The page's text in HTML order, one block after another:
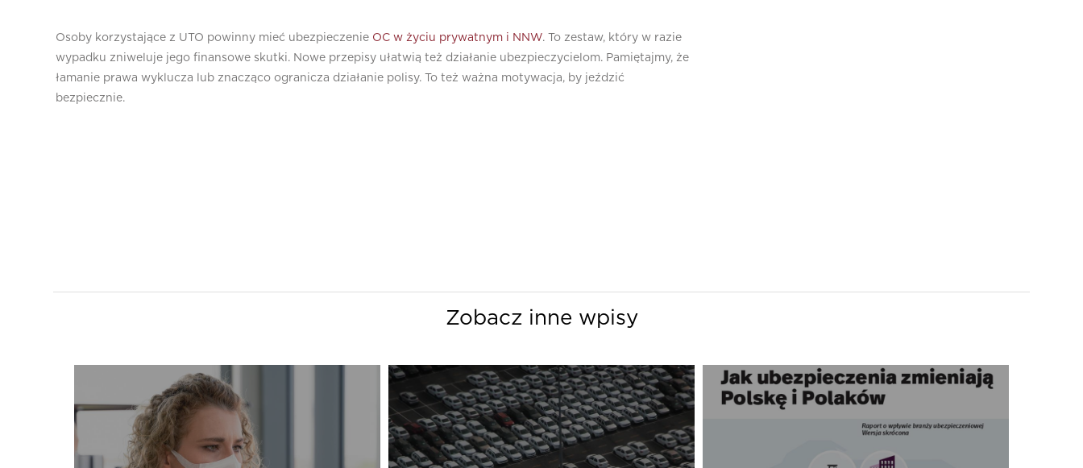
Osoby korzystające z UTO powinny mieć ubezpieczenie OC w życiu prywatnym i NNW. To zestaw, który w razie
wypadku zniweluje jego finansowe skutki. Nowe przepisy ułatwią też działanie ubezpieczycielom. Pamiętajmy, że
łamanie prawa wyklucza lub znacząco ogranicza działanie polisy. To też ważna motywacja, by jeździć
bezpiecznie.
Zobacz inne wpisy